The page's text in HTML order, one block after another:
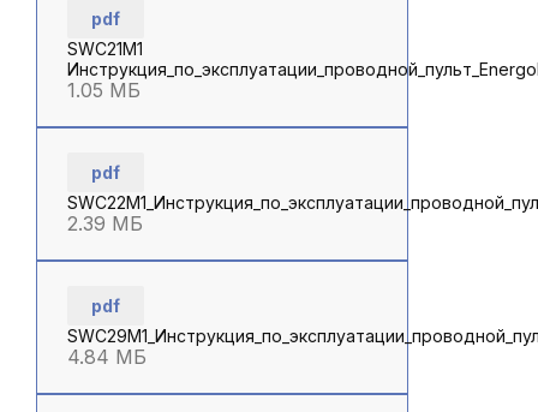
pdf
SWC21M1
1.05 МБ
pdf
2.39 МБ
pdf
4.84 МБ